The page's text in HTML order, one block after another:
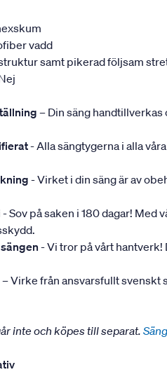
vadd
samt pikerad följsam
– Din säng
- Alla sängtygerna i alla
- Virket i din säng är av
- Sov på saken i 180 dagar! Med
- Vi tror på vårt hantverk!
– Virke från ansvarsfullt svenskt
inte och köpes till separat.